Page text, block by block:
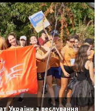
України з веслування